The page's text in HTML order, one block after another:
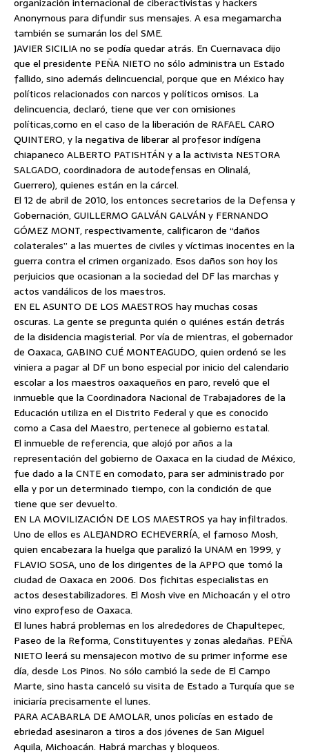
Anonymous para difundir sus mensajes. A esa megamarcha
también se sumarán los del SME.
JAVIER SICILIA no se podía quedar atrás. En Cuernavaca dijo
que el presidente PEÑA NIETO no sólo administra un Estado
fallido, sino además delincuencial, porque que en México hay
políticos relacionados con narcos y políticos omisos. La
delincuencia, declaró, tiene que ver con omisiones
políticas,como en el caso de la liberación de RAFAEL CARO
QUINTERO, y la negativa de liberar al profesor indígena
chiapaneco ALBERTO PATISHTÁN y a la activista NESTORA
SALGADO, coordinadora de autodefensas en Olinalá,
Guerrero), quienes están en la cárcel.
El 12 de abril de 2010, los entonces secretarios de la Defensa y
Gobernación, GUILLERMO GALVÁN GALVÁN y FERNANDO
GÓMEZ MONT, respectivamente, calificaron de “daños
colaterales” a las muertes de civiles y víctimas inocentes en la
guerra contra el crimen organizado. Esos daños son hoy los
perjuicios que ocasionan a la sociedad del DF las marchas y
actos vandálicos de los maestros.
EN EL ASUNTO DE LOS MAESTROS hay muchas cosas
oscuras. La gente se pregunta quién o quiénes están detrás
de la disidencia magisterial. Por vía de mientras, el gobernador
de Oaxaca, GABINO CUÉ MONTEAGUDO, quien ordenó se les
viniera a pagar al DF un bono especial por inicio del calendario
escolar a los maestros oaxaqueños en paro, reveló que el
inmueble que la Coordinadora Nacional de Trabajadores de la
Educación utiliza en el Distrito Federal y que es conocido
como a Casa del Maestro, pertenece al gobierno estatal.
El inmueble de referencia, que alojó por años a la
representación del gobierno de Oaxaca en la ciudad de México,
fue dado a la CNTE en comodato, para ser administrado por
ella y por un determinado tiempo, con la condición de que
tiene que ser devuelto.
EN LA MOVILIZACIÓN DE LOS MAESTROS ya hay infiltrados.
Uno de ellos es ALEJANDRO ECHEVERRÍA, el famoso Mosh,
quien encabezara la huelga que paralizó la UNAM en 1999, y
FLAVIO SOSA, uno de los dirigentes de la APPO que tomó la
ciudad de Oaxaca en 2006. Dos fichitas especialistas en
actos desestabilizadores. El Mosh vive en Michoacán y el otro
vino exprofeso de Oaxaca.
El lunes habrá problemas en los alrededores de Chapultepec,
Paseo de la Reforma, Constituyentes y zonas aledañas. PEÑA
NIETO leerá su mensajecon motivo de su primer informe ese
día, desde Los Pinos. No sólo cambió la sede de El Campo
Marte, sino hasta canceló su visita de Estado a Turquía que se
iniciaría precisamente el lunes.
PARA ACABARLA DE AMOLAR, unos policías en estado de
ebriedad asesinaron a tiros a dos jóvenes de San Miguel
Aquila, Michoacán. Habrá marchas y bloqueos.